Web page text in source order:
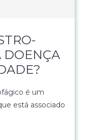
DOENÇA
é um
está associado